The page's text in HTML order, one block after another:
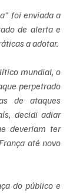
foi enviada a
de alerta e
a adotar.
mundial, o
perpetrado
de ataques
decidi adiar
deveriam ter
até novo
do público e